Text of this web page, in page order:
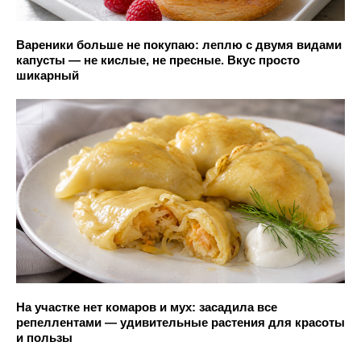
Вареники больше не покупаю: леплю с двумя видами
капусты — не кислые, не пресные. Вкус просто
шикарный
На участке нет комаров и мух: засадила все
репеллентами — удивительные растения для красоты
и пользы